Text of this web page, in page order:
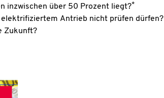
inzwischen über 50 Prozent liegt?*
Antrieb nicht prüfen dürfen?
Zukunft?